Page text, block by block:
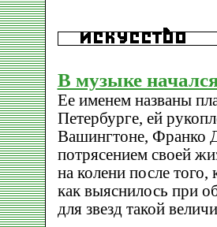
В музыке
Ее именем названы
Петербурге, ей
Вашингтоне, Франко
потрясением своей
на колени после
как выяснилось при
для звезд такой